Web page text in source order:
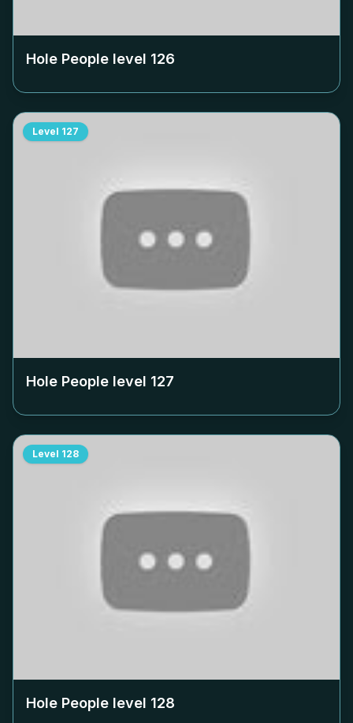
Hole People level 126
Level 127
Hole People level 127
Level 128
Hole People level 128